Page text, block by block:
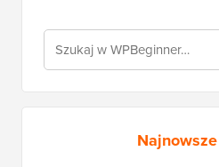
Najnowsze